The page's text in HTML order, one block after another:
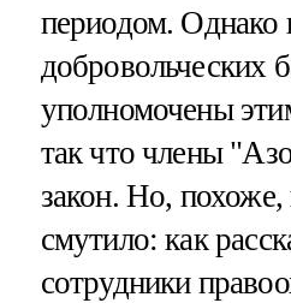
периодом. Однако
добровольческих
уполномочены
так что члены
закон. Но,
смутило: как
сотрудники